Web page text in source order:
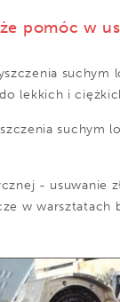
pomóc w
lekkich i
suchym
- usuwanie
w warsztatach